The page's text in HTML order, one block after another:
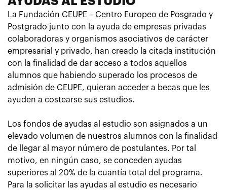
La Fundación CEUPE – Centro Europeo de Posgrado y
Postgrado junto con la ayuda de empresas prívadas
colaboradoras y organismos asociativos de carácter
empresarial y privado, han creado la citada institución
con la finalidad de dar acceso a todos aquellos
alumnos que habiendo superado los procesos de
admisión de CEUPE, quieran acceder a becas que les
ayuden a costearse sus estudios.
Los fondos de ayudas al estudio son asignados a un
elevado volumen de nuestros alumnos con la finalidad
de llegar al mayor número de postulantes. Por tal
motivo, en ningún caso, se conceden ayudas
superiores al 20% de la cuantía total del programa.
Para la solicitar las ayudas al estudio es necesario